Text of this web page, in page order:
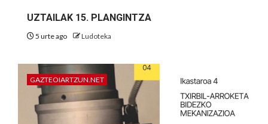
UZTAILAK 15. PLANGINTZA
5 urte ago Ludoteka
GAZTEOIARTZUN.NET